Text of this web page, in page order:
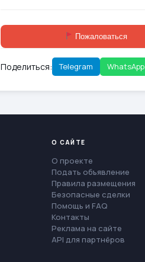
Пожаловаться
Поделиться: Telegram WhatsApp
О САЙТЕ
О проекте
Подать объявление
Правила размещения
Безопасные сделки
Помощь и FAQ
Контакты
Реклама на сайте
API для партнёров